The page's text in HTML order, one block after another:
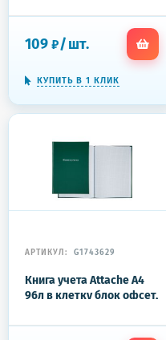
109 ₽/шт.
КУПИТЬ В 1 КЛИК
АРТИКУЛ: G1743629
Книга учета Attache А4
96л в клетку блок офсет,